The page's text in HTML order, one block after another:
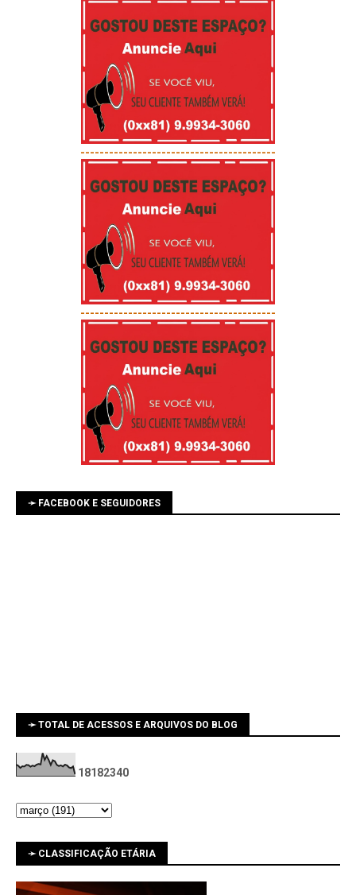
-----------------------------------------
-----------------------------------------
➛ FACEBOOK E SEGUIDORES
➛ TOTAL DE ACESSOS E ARQUIVOS DO BLOG
1 81 82340
➛ CLASSIFICAÇÃO ETÁRIA